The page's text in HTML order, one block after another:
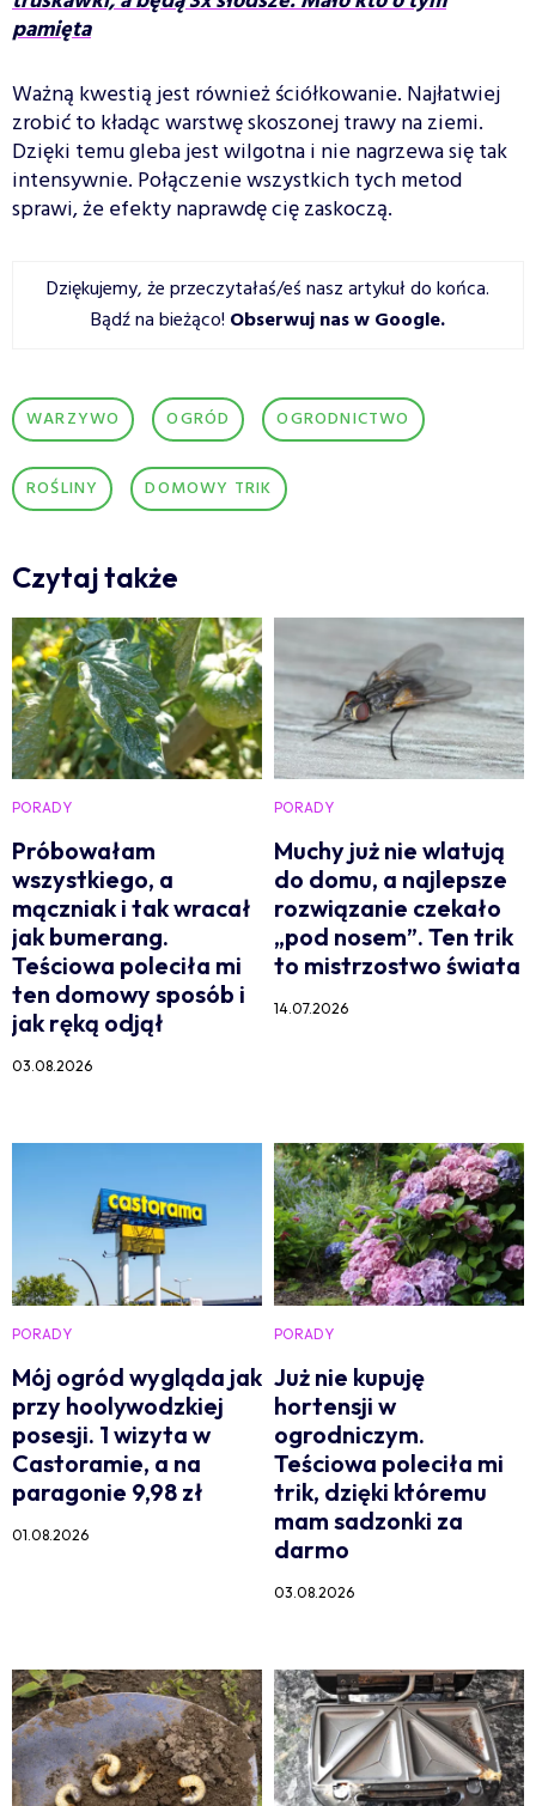
pamięta
Ważną kwestią jest również ściółkowanie. Najłatwiej
zrobić to kładąc warstwę skoszonej trawy na ziemi.
Dzięki temu gleba jest wilgotna i nie nagrzewa się tak
intensywnie. Połączenie wszystkich tych metod
sprawi, że efekty naprawdę cię zaskoczą.
Dziękujemy, że przeczytałaś/eś nasz artykuł do końca.
Bądź na bieżąco! Obserwuj nas w Google.
WARZYWO OGRÓD OGRODNICTWO
ROŚLINY DOMOWY TRIK
Czytaj także
PORADY
Próbowałam
wszystkiego, a
mączniak i tak wracał
jak bumerang.
Teściowa poleciła mi
ten domowy sposób i
jak ręką odjął
03.08.2026
PORADY
Muchy już nie wlatują
do domu, a najlepsze
rozwiązanie czekało
„pod nosem”. Ten trik
to mistrzostwo świata
14.07.2026
PORADY
Mój ogród wygląda jak
przy hoolywodzkiej
posesji. 1 wizyta w
Castoramie, a na
paragonie 9,98 zł
01.08.2026
PORADY
Już nie kupuję
hortensji w
ogrodniczym.
Teściowa poleciła mi
trik, dzięki któremu
mam sadzonki za
darmo
03.08.2026